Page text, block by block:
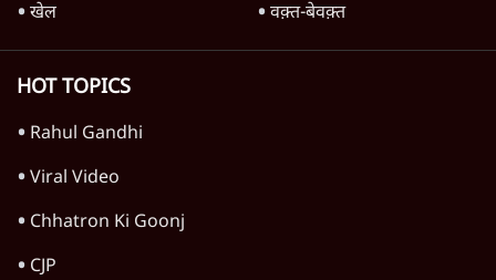
खेल
वक़्त-बेवक़्त
HOT TOPICS
Rahul Gandhi
Viral Video
Chhatron Ki Goonj
CJP